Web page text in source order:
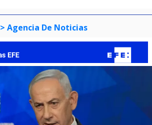
> Agencia De Noticias